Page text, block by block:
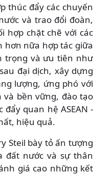
thúc đẩy các chuyến
và trao đổi đoàn,
hợp chặt chẽ với các
hơn nữa hợp tác giữa
trọng và ưu tiên như
đại dịch, xây dựng
lượng, ứng phó với
bền vững, đào tạo
quan hệ ASEAN -
hiệu quả.
Steil bày tỏ ấn tượng
đất nước và sự thân
giá cao những kết